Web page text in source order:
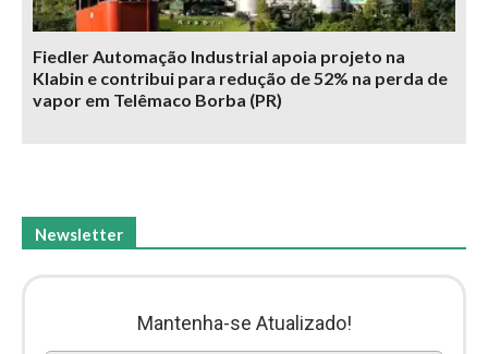
Fiedler Automação Industrial apoia projeto na
Klabin e contribui para redução de 52% na perda de
vapor em Telêmaco Borba (PR)
Newsletter
Mantenha-se Atualizado!